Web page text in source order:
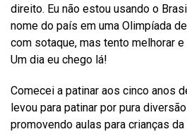
direito. Eu não estou usando o
nome do país em uma Olimpíada
com sotaque, mas tento melhorar
Um dia eu chego lá!
Comecei a patinar aos cinco anos
levou para patinar por pura
promovendo aulas para crianças